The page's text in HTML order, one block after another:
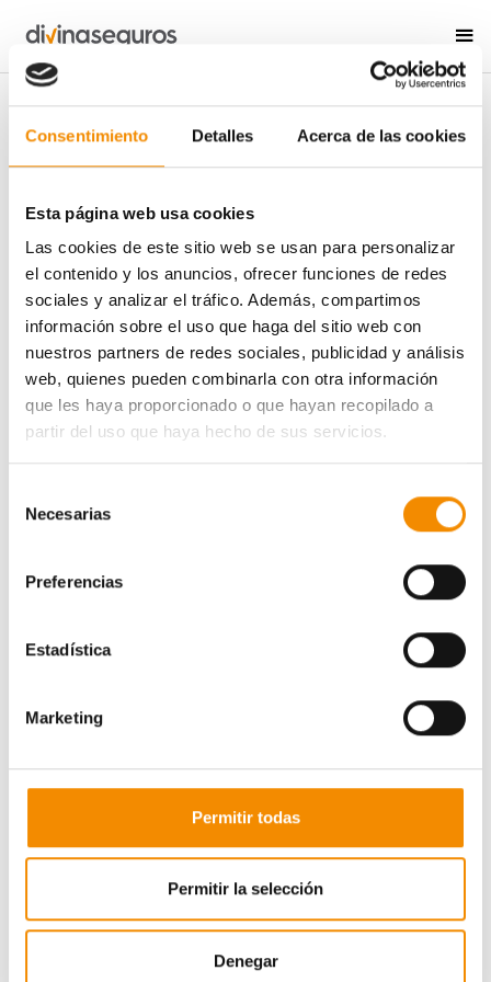
Consentimiento Detalles Acerca de las cookies
Esta página web usa cookies
Las cookies de este sitio web se usan para personalizar
el contenido y los anuncios, ofrecer funciones de redes
sociales y analizar el tráfico. Además, compartimos
información sobre el uso que haga del sitio web con
nuestros partners de redes sociales, publicidad y análisis
web, quienes pueden combinarla con otra información
que les haya proporcionado o que hayan recopilado a
partir del uso que haya hecho de sus servicios.
Necesarias
Preferencias
Estadística
Marketing
Permitir todas
Permitir la selección
Denegar
ÁREA DE PRENSA
NOTICIAS
Ganadora:
Jennifer del Pino Benítez Jorge
Selena Cabrera Santana